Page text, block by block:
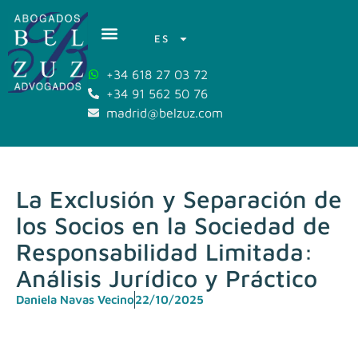
ES
+34 618 27 03 72
+34 91 562 50 76
madrid@belzuz.com
La Exclusión y Separación de
los Socios en la Sociedad de
Responsabilidad Limitada:
Análisis Jurídico y Práctico
Daniela Navas Vecino22/10/2025